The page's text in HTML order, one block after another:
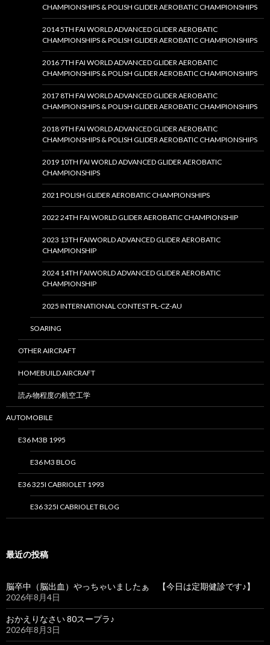
CHAMPIONSHIPS & POLISH GLIDER AEROBATIC CHAMPIONSHIPS
2014 5TH FAI WORLD ADVANCED GLIDER AEROBATIC
CHAMPIONSHIPS & POLISH GLIDER AEROBATIC CHAMPIONSHIPS
2016 7TH FAI WORLD ADVANCED GLIDER AEROBATIC
CHAMPIONSHIPS & POLISH GLIDER AEROBATIC CHAMPIONSHIPS
2017 8TH FAI WORLD ADVANCED GLIDER AEROBATIC
CHAMPIONSHIPS & POLISH GLIDER AEROBATIC CHAMPIONSHIPS
2018 9TH FAI WORLD ADVANCED GLIDER AEROBATIC
CHAMPIONSHIPS & POLISH GLIDER AEROBATIC CHAMPIONSHIPS
2019 10TH FAI WORLD ADVANCED GLIDER AEROBATIC
CHAMPIONSHIPS
2021 POLISH GLIDER AEROBATIC CHAMPIONSHIPS
2022 24TH FAI WORLD GLIDER AEROBATIC CHAMPIONSHIP
2023 13TH FAIWORLD ADVANCED GLIDER AEROBATIC
CHAMPIONSHIP
2024 14TH FAIWORLD ADVANCED GLIDER AEROBATIC
CHAMPIONSHIP
2025 INTERNATIONAL CONTEST PL-CZ-AU
SOARING
OTHER AIRCRAFT
HOMEBUILD AIRCRAFT
読み物程度の航空工学
AUTOMOBILE
E36 M3B 1995
E36 M3 BLOG
E36 325I CABRIOLET 1993
E36 325I CABRIOLET BLOG
最近の投稿
脳卒中（脳出血）やっちゃいましたぁ 【今日は定期健診です♪】
2026年8月4日
おかえりなさい 80スープラ♪
2026年8月3日